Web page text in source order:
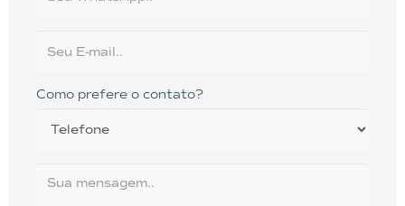
Como prefere o contato?